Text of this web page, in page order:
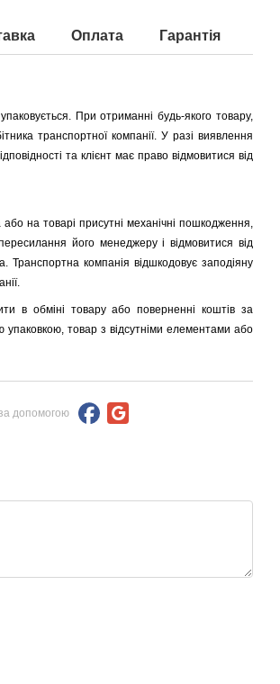
Оплата Гарантія
При отриманні будь-якого товару,
транспортної компанії.У разі виявлення
та клієнт має право відмовитися від
на товарі присутні механічні пошкодження,
його менеджеру і відмовитися від
Транспортна компанія відшкодовує заподіяну
в обміні товару або поверненні коштів за
товар з відсутніми елементами або
допомогою